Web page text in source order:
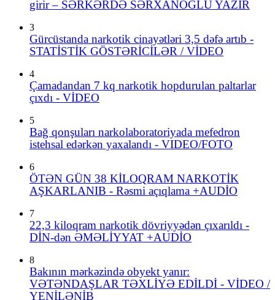
girir – SƏRKƏRDƏ SƏRXANOĞLU YAZIR
3
Gürcüstanda narkotik cinayətləri 3,5 dəfə artıb -
STATİSTİK GÖSTƏRİCİLƏR / VİDEO
4
Çamadandan 7 kq narkotik hopdurulan paltarlar
çıxdı - VİDEO
5
Bağ qonşuları narkolaboratoriyada mefedron
istehsal edərkən yaxalandı - VIDEO/FOTO
6
ÖTƏN GÜN 38 KİLOQRAM NARKOTİK
AŞKARLANIB - Rəsmi açıqlama +AUDİO
7
22,3 kiloqram narkotik dövriyyədən çıxarıldı -
DİN-dən ƏMƏLİYYAT +AUDİO
8
Bakının mərkəzində obyekt yanır:
VƏTƏNDAŞLAR TƏXLİYƏ EDİLDİ - VİDEO /
YENİLƏNİB